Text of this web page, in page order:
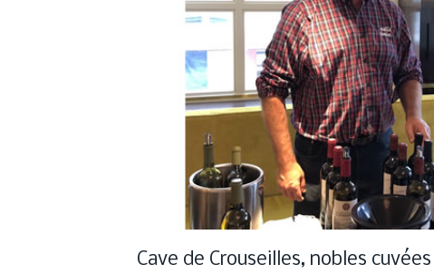
Cave de Crouseilles, nobles